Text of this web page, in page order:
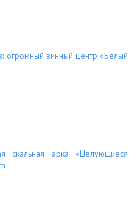
огромный винный центр «Белый
скальная арка «Целующиеся